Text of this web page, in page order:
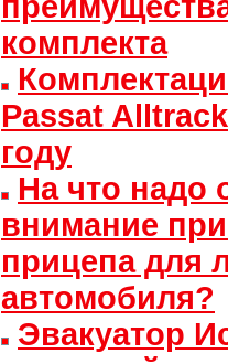
комплекта
Passat
году
На что надо
внимание
прицепа для
автомобиля?
Эвакуатор